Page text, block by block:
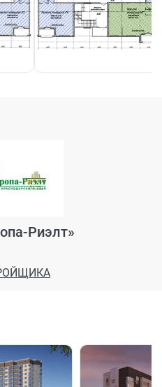
Риэлт»